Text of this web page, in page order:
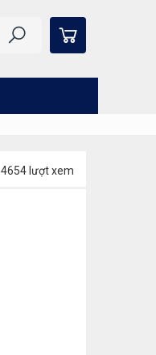
4654 lượt xem